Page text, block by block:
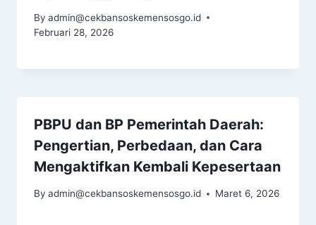
By admin@cekbansoskemensosgo.id
Februari 28, 2026
PBPU dan BP Pemerintah Daerah:
Pengertian, Perbedaan, dan Cara
Mengaktifkan Kembali Kepesertaan
By admin@cekbansoskemensosgo.id Maret 6, 2026